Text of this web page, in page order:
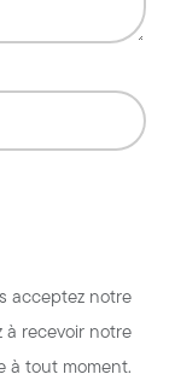
acceptez notre
à recevoir notre
à tout moment.